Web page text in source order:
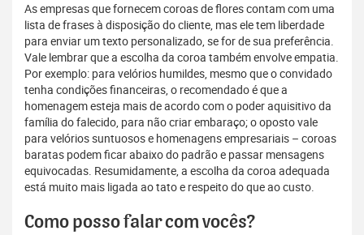
As empresas que fornecem coroas de flores contam com uma
lista de frases à disposição do cliente, mas ele tem liberdade
para enviar um texto personalizado, se for de sua preferência.
Vale lembrar que a escolha da coroa também envolve empatia.
Por exemplo: para velórios humildes, mesmo que o convidado
tenha condições financeiras, o recomendado é que a
homenagem esteja mais de acordo com o poder aquisitivo da
família do falecido, para não criar embaraço; o oposto vale
para velórios suntuosos e homenagens empresariais – coroas
baratas podem ficar abaixo do padrão e passar mensagens
equivocadas. Resumidamente, a escolha da coroa adequada
está muito mais ligada ao tato e respeito do que ao custo.
Como posso falar com vocês?